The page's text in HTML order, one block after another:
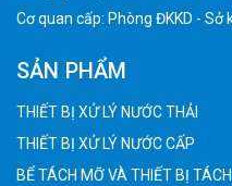
Cơ quan cấp: Phòng ĐKKD - Sở
SẢN PHẨM
THIẾT BỊ XỬ LÝ NƯỚC THẢI
THIẾT BỊ XỬ LÝ NƯỚC CẤP
BỂ TÁCH MỠ VÀ THIẾT BỊ